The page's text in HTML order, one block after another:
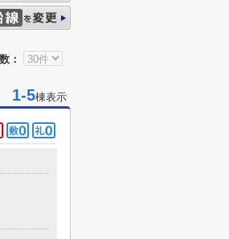
：
1-5棟表示